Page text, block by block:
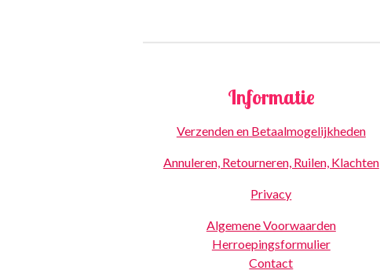
Informatie
Verzenden en Betaalmogelijkheden
Annuleren, Retourneren, Ruilen, Klachten
Privacy
Algemene Voorwaarden
Herroepingsformulier
Contact